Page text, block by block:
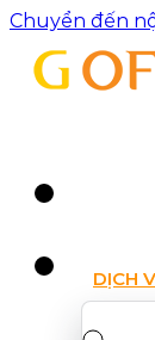
Chuyển đến
DỊCH